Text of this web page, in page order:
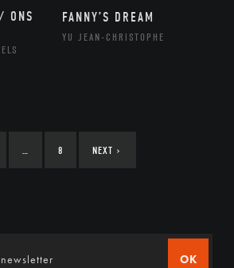
ONS
FANNY’S DREAM
YU JEAN-CHRISTOPHE
8 NEXT ›
OK